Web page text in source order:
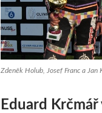
Zdeněk Holub, Josef Franc a Jan
Eduard Krčmář